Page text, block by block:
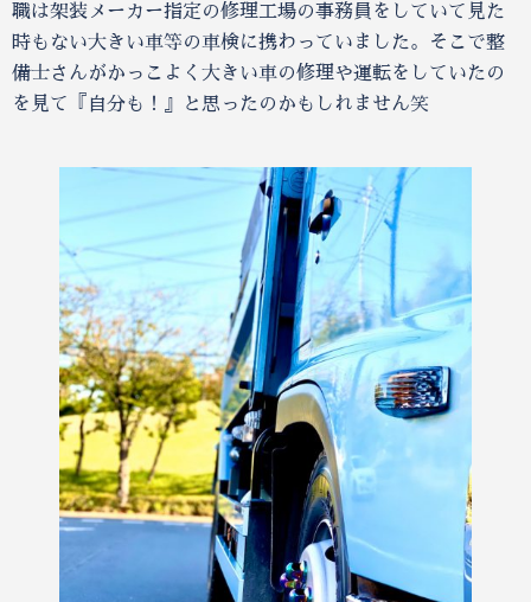
職は架装メーカー指定の修理工場の事務員をしていて見た
時もない大きい車等の車検に携わっていました。そこで整
備士さんがかっこよく大きい車の修理や運転をしていたの
を見て『自分も！』と思ったのかもしれません笑